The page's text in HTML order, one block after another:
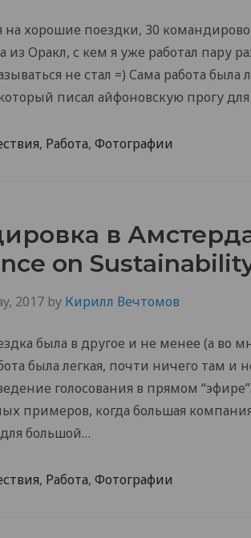
на хорошие поездки, 30
из Оракл, с кем я уже работал пару
не стал =) Сама работа была
писал айфоновскую прогу
, Работа, Фотографии
в
on
2017 by Кирилл Вечтомов
была в другое и не менее (а во
была легкая, почти ничего там и
голосования в прямом
примеров, когда большая
большой…
, Работа, Фотографии